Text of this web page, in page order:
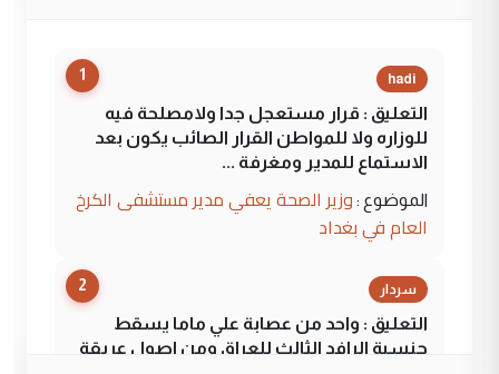
1 hadi
التعليق : قرار مستعجل جدا ولامصلحة فيه
للوزاره ولا للمواطن القرار الصائب يكون بعد
الاستماع للمدير ومغرفة ...
الموضوع : وزير الصحة يعفي مدير مستشفى الكرخ
العام في بغداد
2 سردار
التعليق : واحد من عصابة علي ماما يسقط
جنسية الرافد الثالث للعراق ومن اصول عريقة